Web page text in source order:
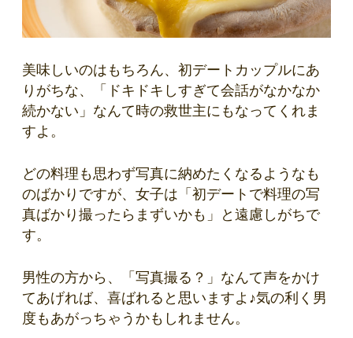
美味しいのはもちろん、初デートカップルにあ
りがちな、「ドキドキしすぎて会話がなかなか
続かない」なんて時の救世主にもなってくれま
すよ。
どの料理も思わず写真に納めたくなるようなも
のばかりですが、女子は「初デートで料理の写
真ばかり撮ったらまずいかも」と遠慮しがちで
す。
男性の方から、「写真撮る？」なんて声をかけ
てあげれば、喜ばれると思いますよ♪気の利く男
度もあがっちゃうかもしれません。